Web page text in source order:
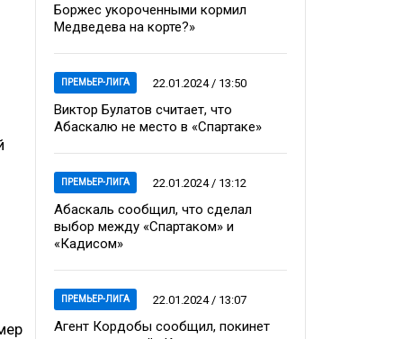
Боржес укороченными кормил
Медведева на корте?»
ПРЕМЬЕР-ЛИГА 22.01.2024 / 13:50
Виктор Булатов считает, что
Абаскалю не место в «Спартаке»
ПРЕМЬЕР-ЛИГА 22.01.2024 / 13:12
Абаскаль сообщил, что сделал
выбор между «Спартаком» и
«Кадисом»
ПРЕМЬЕР-ЛИГА 22.01.2024 / 13:07
Агент Кордобы сообщил, покинет